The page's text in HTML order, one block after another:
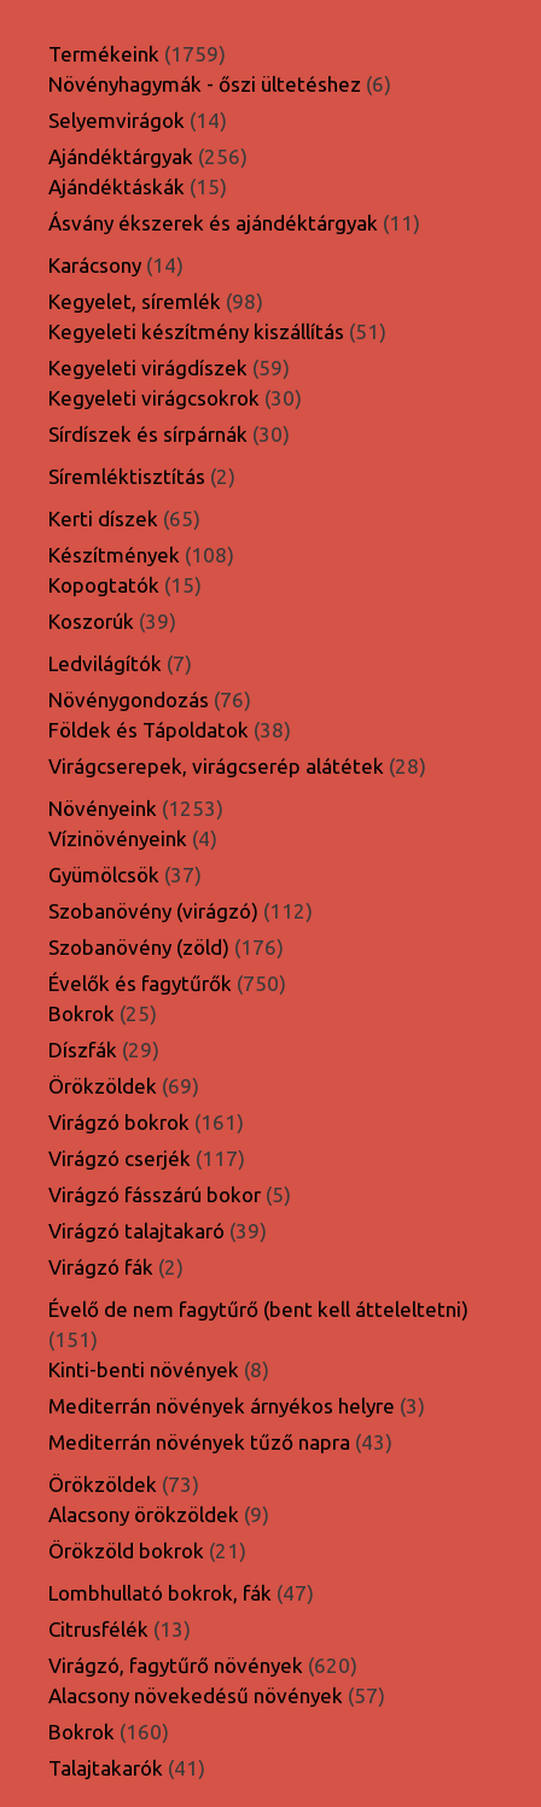
Termékeink 17591759
termék
Növényhagymák - őszi ültetéshez 66
Selyemvirágok 1414
termék
Ajándéktárgyak 256256
Ajándéktáskák 1515
termék
Ásvány ékszerek és ajándéktárgyak 1111
Karácsony 1414
termék
Kegyelet, síremlék 9898
termék
Kegyeleti készítmény kiszállítás 5151
Kegyeleti virágdíszek 5959
termék
Kegyeleti virágcsokrok 3030
Sírdíszek és sírpárnák 3030
Síremléktisztítás 22
Kerti díszek 6565
termék
Készítmények 108108
Kopogtatók 1515
Koszorúk 3939
termék
Ledvilágítók 77
termék
Növénygondozás 7676
termék
Földek és Tápoldatok 3838
termék
Virágcserepek, virágcserép alátétek 2828
Növényeink 12531253
termék
Vízinövényeink 44
Gyümölcsök 3737
termék
Szobanövény (virágzó) 112112
Szobanövény (zöld) 176176
termék
Évelők és fagytűrők 750750
Bokrok 2525
termék
Díszfák 2929
termék
Örökzöldek 6969
termék
Virágzó bokrok 161161
termék
Virágzó cserjék 117117
termék
Virágzó fásszárú bokor 55
Virágzó talajtakaró 3939
Virágzó fák 22
termék
Évelő de nem fagytűrő (bent kell átteleltetni)
151151
termék
Kinti-benti növények 88
termék
Mediterrán növények árnyékos helyre 33
Mediterrán növények tűző napra 4343
Örökzöldek 7373
termék
Alacsony örökzöldek 99
Örökzöld bokrok 2121
termék
Lombhullató bokrok, fák 4747
Citrusfélék 1313
termék
Virágzó, fagytűrő növények 620620
termék
Alacsony növekedésű növények 5757
Bokrok 160160
termék
Talajtakarók 4141